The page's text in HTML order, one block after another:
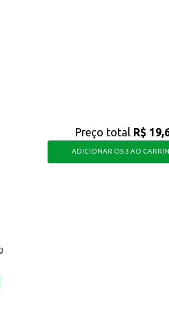
Preço total R$
ADICIONAR OS 3 AO